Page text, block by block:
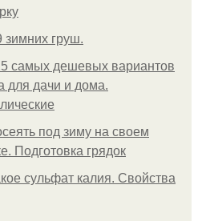
зимних груш.
самых дешевых вариантов
для дачи и дома.
под зиму на своем
Подготовка грядок
сульфат калия. Свойства